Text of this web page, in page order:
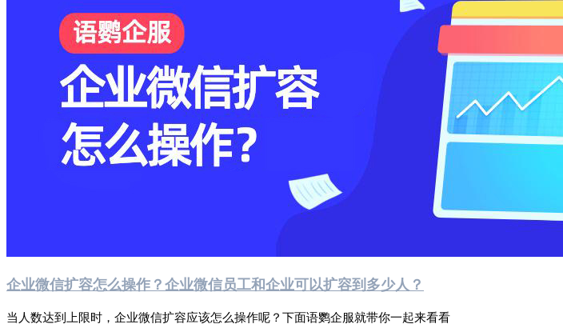
企业微信扩容怎么操作？企业微信员工和企业可以扩容到多少人？
当人数达到上限时，企业微信扩容应该怎么操作呢？下面语鹦企服就带你一起来看看